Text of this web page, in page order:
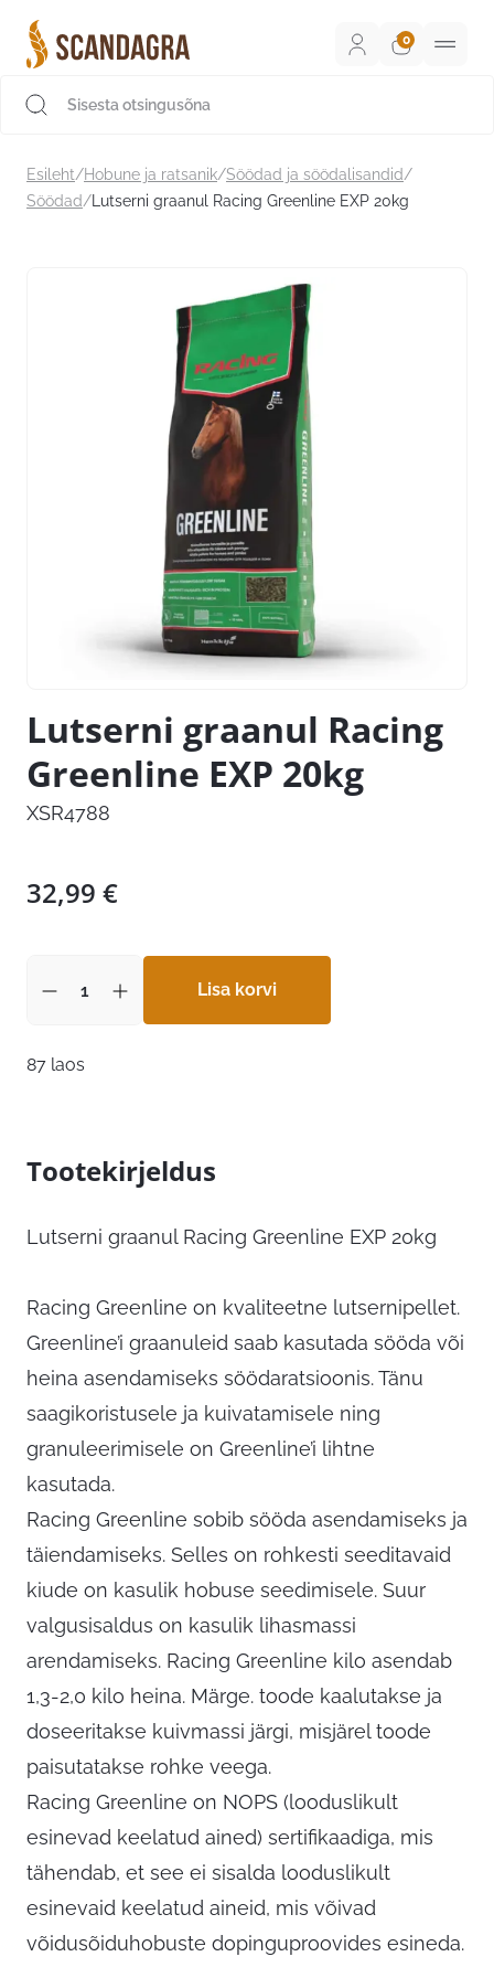
sisu
juurde
Esileht/Hobune ja ratsanik/Söödad ja söödalisandid/
Söödad/ Lutserni graanul Racing Greenline EXP 20kg
Lutserni graanul Racing
Greenline EXP 20kg
XSR4788
32,99 €
Lisa korvi
87 laos
Tootekirjeldus
Lutserni graanul Racing Greenline EXP 20kg
Racing Greenline on kvaliteetne lutsernipellet.
Greenline’i graanuleid saab kasutada sööda või
heina asendamiseks söödaratsioonis. Tänu
saagikoristusele ja kuivatamisele ning
granuleerimisele on Greenline’i lihtne
kasutada.
Racing Greenline sobib sööda asendamiseks ja
täiendamiseks. Selles on rohkesti seeditavaid
kiude on kasulik hobuse seedimisele. Suur
valgusisaldus on kasulik lihasmassi
arendamiseks. Racing Greenline kilo asendab
1,3-2,0 kilo heina. Märge. toode kaalutakse ja
doseeritakse kuivmassi järgi, misjärel toode
paisutatakse rohke veega.
Racing Greenline on NOPS (looduslikult
esinevad keelatud ained) sertifikaadiga, mis
tähendab, et see ei sisalda looduslikult
esinevaid keelatud aineid, mis võivad
võidusõiduhobuste dopinguproovides esineda.